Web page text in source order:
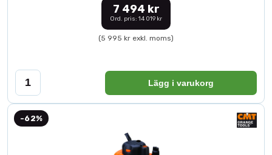
7 494 kr
Ord. pris: 14 019 kr
(5 995 kr exkl. moms)
Lägg i varukorg
-62%